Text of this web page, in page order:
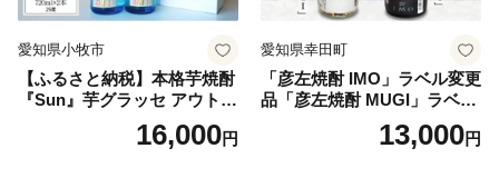
愛知県小牧市
【ふるさと納税】本格芋焼酎
『Sun』芋グラッセ アウトド
ア ソロキャンプ ベランピン
グ 巣ごもり 就労支援16,000円
愛知県幸田町
「彦左焼酎 IMO」ラベル変更
品「彦左焼酎 MUGI」ラベル
変更品 飲み比べ セット 合計
2本 720ml×各1本 25度 焼酎
13,000円